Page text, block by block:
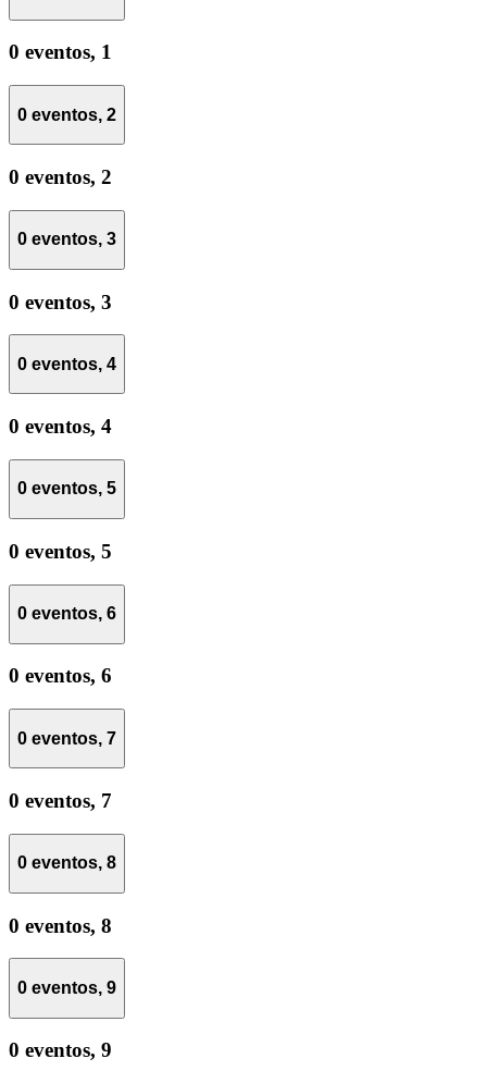
0 eventos, 1
0 eventos, 2
0 eventos, 2
0 eventos, 3
0 eventos, 3
0 eventos, 4
0 eventos, 4
0 eventos, 5
0 eventos, 5
0 eventos, 6
0 eventos, 6
0 eventos, 7
0 eventos, 7
0 eventos, 8
0 eventos, 8
0 eventos, 9
0 eventos, 9